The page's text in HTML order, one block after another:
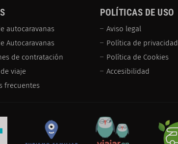
autocaravanas
Autocaravanas
de contratación
viaje
frecuentes
POLÍTICAS DE USO
Aviso legal
Política de privacidad
Política de Cookies
Accesibilidad